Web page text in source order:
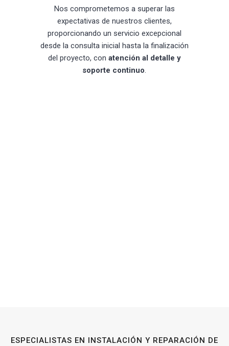
Nos comprometemos a superar las
expectativas de nuestros clientes,
proporcionando un servicio excepcional
desde la consulta inicial hasta la finalización
del proyecto, con atención al detalle y
soporte continuo.
ESPECIALISTAS EN INSTALACIÓN Y REPARACIÓN DE